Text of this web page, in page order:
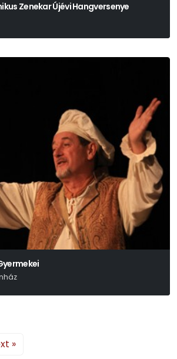
Zenekar Újévi Hangversenye
»